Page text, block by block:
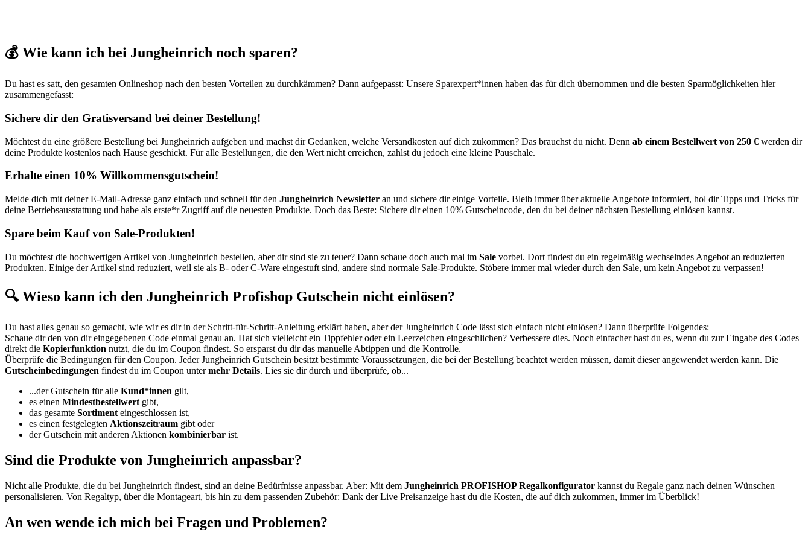
💰 Wie kann ich bei Jungheinrich noch sparen?
Du hast es satt, den gesamten Onlineshop nach den besten Vorteilen zu durchkämmen? Dann aufgepasst: Unsere Sparexpert*innen haben das für dich übernommen und die besten Sparmöglichkeiten hier
zusammengefasst:
Sichere dir den Gratisversand bei deiner Bestellung!
Möchtest du eine größere Bestellung bei Jungheinrich aufgeben und machst dir Gedanken, welche Versandkosten auf dich zukommen? Das brauchst du nicht. Denn ab einem Bestellwert von 250 € werden dir
deine Produkte kostenlos nach Hause geschickt. Für alle Bestellungen, die den Wert nicht erreichen, zahlst du jedoch eine kleine Pauschale.
Erhalte einen 10% Willkommensgutschein!
Melde dich mit deiner E-Mail-Adresse ganz einfach und schnell für den Jungheinrich Newsletter an und sichere dir einige Vorteile. Bleib immer über aktuelle Angebote informiert, hol dir Tipps und Tricks für
deine Betriebsausstattung und habe als erste*r Zugriff auf die neuesten Produkte. Doch das Beste: Sichere dir einen 10% Gutscheincode, den du bei deiner nächsten Bestellung einlösen kannst.
Spare beim Kauf von Sale-Produkten!
Du möchtest die hochwertigen Artikel von Jungheinrich bestellen, aber dir sind sie zu teuer? Dann schaue doch auch mal im Sale vorbei. Dort findest du ein regelmäßig wechselndes Angebot an reduzierten
Produkten. Einige der Artikel sind reduziert, weil sie als B- oder C-Ware eingestuft sind, andere sind normale Sale-Produkte. Stöbere immer mal wieder durch den Sale, um kein Angebot zu verpassen!
🔍 Wieso kann ich den Jungheinrich Profishop Gutschein nicht einlösen?
Du hast alles genau so gemacht, wie wir es dir in der Schritt-für-Schritt-Anleitung erklärt haben, aber der Jungheinrich Code lässt sich einfach nicht einlösen? Dann überprüfe Folgendes:
Schaue dir den von dir eingegebenen Code einmal genau an. Hat sich vielleicht ein Tippfehler oder ein Leerzeichen eingeschlichen? Verbessere dies. Noch einfacher hast du es, wenn du zur Eingabe des Codes
direkt die Kopierfunktion nutzt, die du im Coupon findest. So ersparst du dir das manuelle Abtippen und die Kontrolle.
Überprüfe die Bedingungen für den Coupon. Jeder Jungheinrich Gutschein besitzt bestimmte Voraussetzungen, die bei der Bestellung beachtet werden müssen, damit dieser angewendet werden kann. Die
Gutscheinbedingungen findest du im Coupon untermehr Details. Lies sie dir durch und überprüfe, ob...
...der Gutschein für alle Kund*innen gilt,
es einen Mindestbestellwertgibt,
das gesamte Sortimenteingeschlossen ist,
es einen festgelegten Aktionszeitraum gibt oder
der Gutschein mit anderen Aktionen kombinierbar ist.
Sind die Produkte von Jungheinrich anpassbar?
Nicht alle Produkte, die du bei Jungheinrich findest, sind an deine Bedürfnisse anpassbar. Aber: Mit dem Jungheinrich PROFISHOP Regalkonfigurator kannst du Regale ganz nach deinen Wünschen
personalisieren. Von Regaltyp, über die Montageart, bis hin zu dem passenden Zubehör: Dank der Live Preisanzeige hast du die Kosten, die auf dich zukommen, immer im Überblick!
An wen wende ich mich bei Fragen und Problemen?